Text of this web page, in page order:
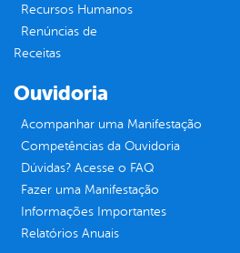
Recursos Humanos
Renúncias de
Receitas
Ouvidoria
Acompanhar uma Manifestação
Competências da Ouvidoria
Dúvidas? Acesse o FAQ
Fazer uma Manifestação
Informações Importantes
Relatórios Anuais